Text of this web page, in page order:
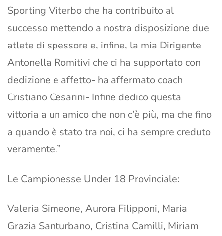
Sporting Viterbo che ha contribuito al
successo mettendo a nostra disposizione due
atlete di spessore e, infine, la mia Dirigente
Antonella Romitivi che ci ha supportato con
dedizione e affetto- ha affermato coach
Cristiano Cesarini- Infine dedico questa
vittoria a un amico che non c’è più, ma che fino
a quando è stato tra noi, ci ha sempre creduto
veramente.”
Le Campionesse Under 18 Provinciale:
Valeria Simeone, Aurora Filipponi, Maria
Grazia Santurbano, Cristina Camilli, Miriam